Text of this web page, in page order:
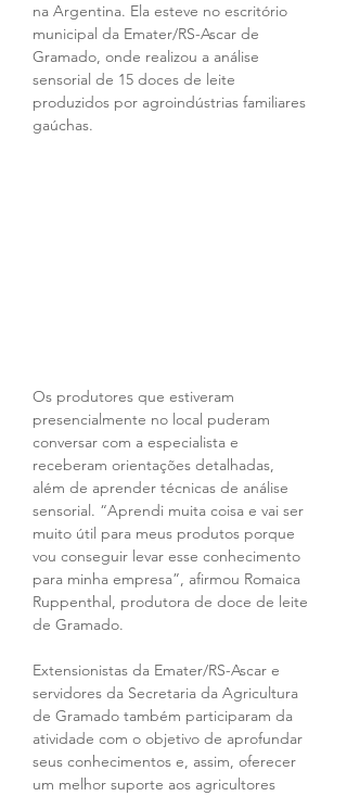
na Argentina. Ela esteve no escritório
municipal da Emater/RS-Ascar de
Gramado, onde realizou a análise
sensorial de 15 doces de leite
produzidos por agroindústrias familiares
gaúchas.
Os produtores que estiveram
presencialmente no local puderam
conversar com a especialista e
receberam orientações detalhadas,
além de aprender técnicas de análise
sensorial. “Aprendi muita coisa e vai ser
muito útil para meus produtos porque
vou conseguir levar esse conhecimento
para minha empresa”, afirmou Romaica
Ruppenthal, produtora de doce de leite
de Gramado.
Extensionistas da Emater/RS-Ascar e
servidores da Secretaria da Agricultura
de Gramado também participaram da
atividade com o objetivo de aprofundar
seus conhecimentos e, assim, oferecer
um melhor suporte aos agricultores